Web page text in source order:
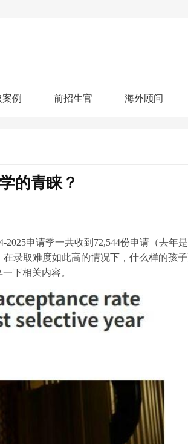
智能诊断
例
名校榜单： 26年Offer榜
前招生官 海外顾问
的青睐？
申请季一共收到72,544份申请（去年是
录取难度如此高的情况下，什么样的孩
下相关内容。